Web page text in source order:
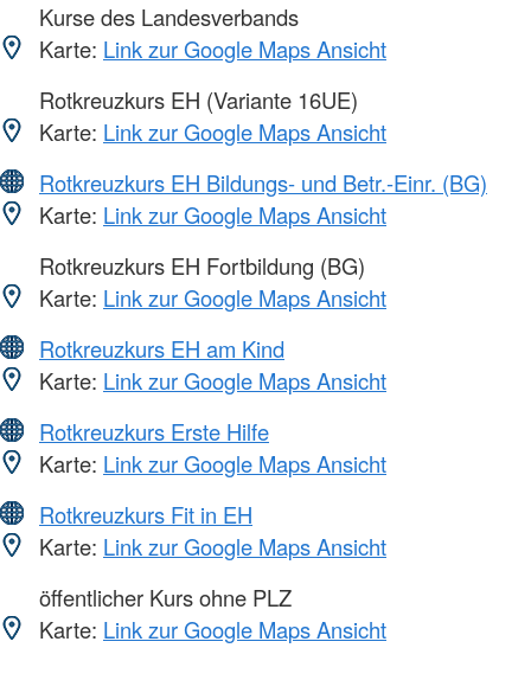
Kurse des Landesverbands
Karte: Link zur Google Maps Ansicht
Rotkreuzkurs EH (Variante 16UE)
Karte: Link zur Google Maps Ansicht
Rotkreuzkurs EH Bildungs- und Betr.-Einr. (BG)
Karte: Link zur Google Maps Ansicht
Rotkreuzkurs EH Fortbildung (BG)
Karte: Link zur Google Maps Ansicht
Rotkreuzkurs EH am Kind
Karte: Link zur Google Maps Ansicht
Rotkreuzkurs Erste Hilfe
Karte: Link zur Google Maps Ansicht
Rotkreuzkurs Fit in EH
Karte: Link zur Google Maps Ansicht
öffentlicher Kurs ohne PLZ
Karte: Link zur Google Maps Ansicht